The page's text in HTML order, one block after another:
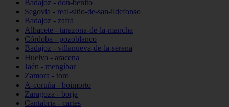
Badajoz - don-benito
Segovia - real-sitio-de-san-ildefonso
Badajoz - zafra
Albacete - tarazona-de-la-mancha
Córdoba - pozoblanco
Badajoz - villanueva-de-la-serena
Huelva - aracena
Jaén - mengíbar
Zamora - toro
A-coruña - boimorto
Zaragoza - borja
Cantabria - cartes